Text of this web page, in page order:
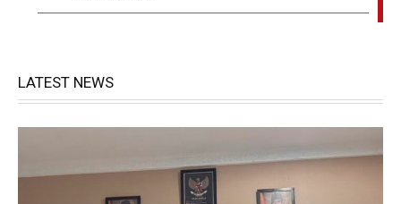
LATEST NEWS